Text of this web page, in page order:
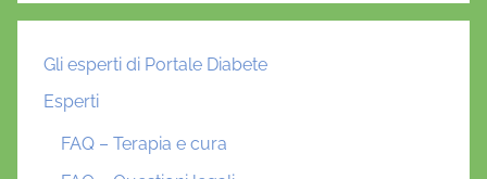
Gli esperti di Portale Diabete
Esperti
FAQ – Terapia e cura